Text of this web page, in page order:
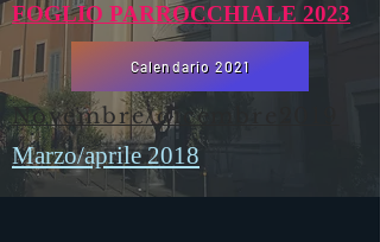
FOGLIO PARROCCHIALE 2023
Calendario 2021
Novembre/dicembre2019
Marzo/aprile 2018